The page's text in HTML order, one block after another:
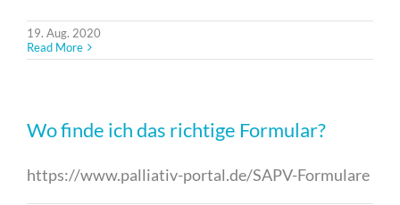
19. Aug. 2020
Read More
Wo finde ich das richtige Formular?
https://www.palliativ-portal.de/SAPV-Formulare